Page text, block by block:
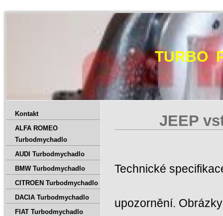
TURBO
JEEP
Technické
upozornění.
Kontakt
ALFA ROMEO
Turbodmychadlo
AUDI Turbodmychadlo
BMW Turbodmychadlo
CITROEN Turbodmychadlo
DACIA Turbodmychadlo
FIAT Turbodmychadlo